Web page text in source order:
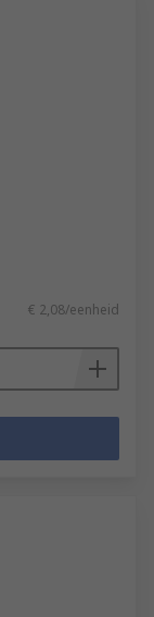
€ 2,08/eenheid